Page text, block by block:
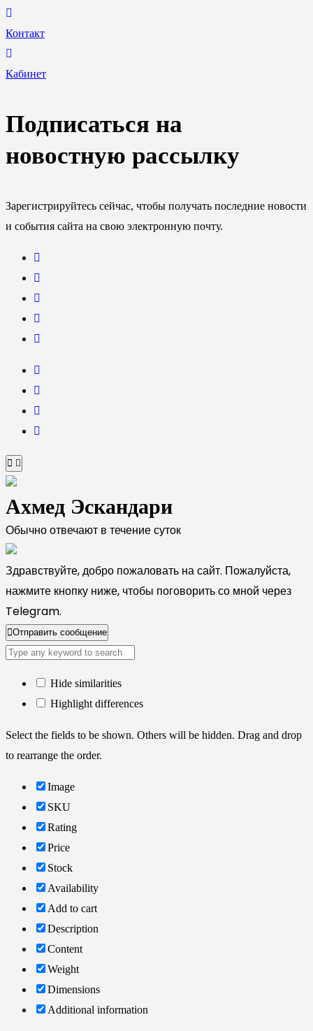
Контакт
Кабинет
Подписаться на
новостную рассылку
Зарегистрируйтесь сейчас, чтобы получать последние новости
и события сайта на свою электронную почту.
Ахмед Эскандари
Обычно отвечают в течение суток
Здравствуйте, добро пожаловать на сайт. Пожалуйста,
нажмите кнопку ниже, чтобы поговорить со мной через
Telegram.
Отправить сообщение
Hide similarities
Highlight differences
Select the fields to be shown. Others will be hidden. Drag and drop
to rearrange the order.
Image
SKU
Rating
Price
Stock
Availability
Add to cart
Description
Content
Weight
Dimensions
Additional information